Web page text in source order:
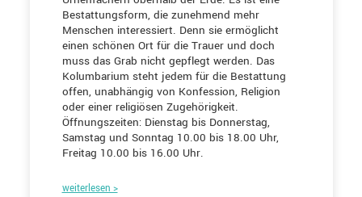
Bestattungsform, die zunehmend mehr
Menschen interessiert. Denn sie ermöglicht
einen schönen Ort für die Trauer und doch
muss das Grab nicht gepflegt werden. Das
Kolumbarium steht jedem für die Bestattung
offen, unabhängig von Konfession, Religion
oder einer religiösen Zugehörigkeit.
Öffnungszeiten: Dienstag bis Donnerstag,
Samstag und Sonntag 10.00 bis 18.00 Uhr,
Freitag 10.00 bis 16.00 Uhr.
weiterlesen >